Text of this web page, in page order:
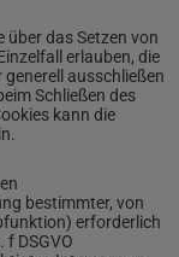
über das Setzen von
erlauben, die
ausschließen
Schließen des
kann die
bestimmter, von
erforderlich
DSGVO